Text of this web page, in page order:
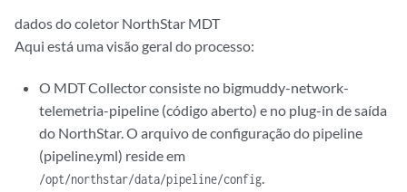
dados do coletor NorthStar MDT
Aqui está uma visão geral do processo:
O MDT Collector consiste no bigmuddy-network-
telemetria-pipeline (código aberto) e no plug-in de saída
do NorthStar. O arquivo de configuração do pipeline
(pipeline.yml) reside em
/opt/northstar/data/pipeline/config.